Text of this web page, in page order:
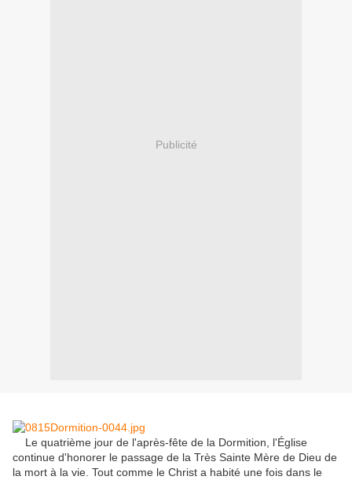
Publicité
Le quatrième jour de l'après-fête de la Dormition
l'Église
continue d'honorer le passage de la Très Sainte Mère de Dieu de
la mort à la vie Tout comme le Christ a habité une fois dans le